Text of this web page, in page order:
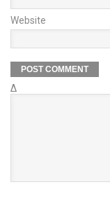
Website
Δ